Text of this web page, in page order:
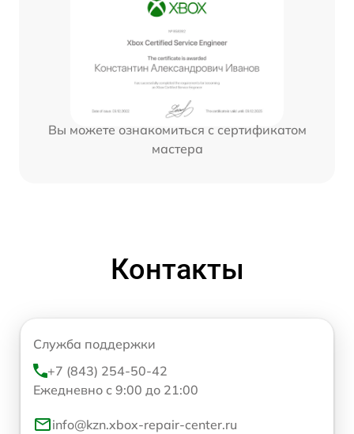
Вы можете ознакомиться с сертификатом
мастера
Контакты
Служба поддержки
+7 (843) 254-50-42
Ежедневно с 9:00 до 21:00
info@kzn.xbox-repair-center.ru